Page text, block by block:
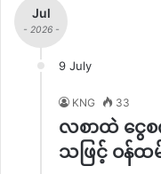
Jul
- 2026 -
9 July
KNG 33
လစာထဲ ငွေစ
သဖြင့် ဝန်